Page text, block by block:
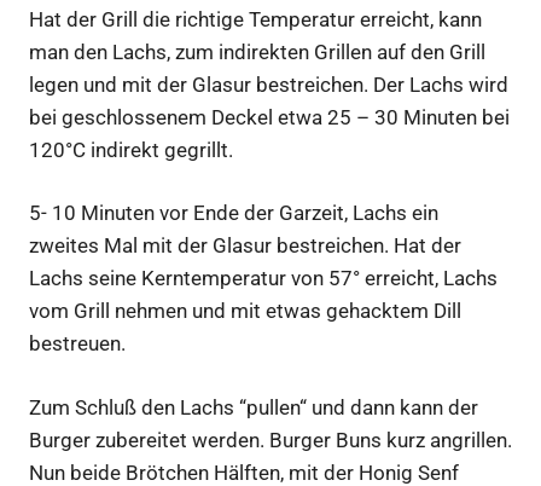
Hat der Grill die richtige Temperatur erreicht, kann
man den Lachs, zum indirekten Grillen auf den Grill
legen und mit der Glasur bestreichen. Der Lachs wird
bei geschlossenem Deckel etwa 25 – 30 Minuten bei
120°C indirekt gegrillt.
5- 10 Minuten vor Ende der Garzeit, Lachs ein
zweites Mal mit der Glasur bestreichen. Hat der
Lachs seine Kerntemperatur von 57° erreicht, Lachs
vom Grill nehmen und mit etwas gehacktem Dill
bestreuen.
Zum Schluß den Lachs “pullen“ und dann kann der
Burger zubereitet werden. Burger Buns kurz angrillen.
Nun beide Brötchen Hälften, mit der Honig Senf